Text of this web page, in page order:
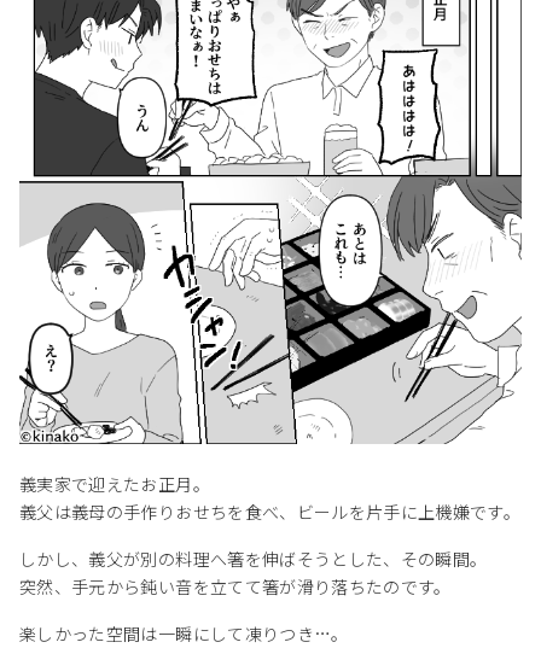
義実家で迎えたお正月。
義父は義母の手作りおせちを食べ、ビールを片手に上機嫌です。
しかし、義父が別の料理へ箸を伸ばそうとした、その瞬間。
突然、手元から鈍い音を立てて箸が滑り落ちたのです。
楽しかった空間は一瞬にして凍りつき…。